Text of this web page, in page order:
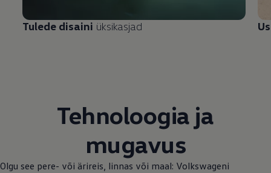
Tulede disaini üksikasjad
Tehnoloogia ja
mugavus
Olgu see pere- või ärireis, linnas või maal: Volkswageni